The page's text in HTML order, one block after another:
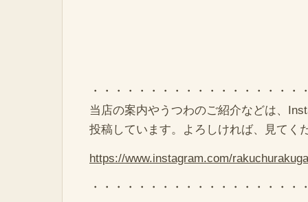
・・・・・・・・・・・・・・・・・・
当店の案内やうつわのご紹介などは、
投稿しています。よろしければ、見てく
https://www.instagram.com/
・・・・・・・・・・・・・・・・・・